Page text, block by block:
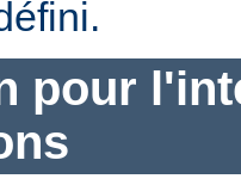
pour